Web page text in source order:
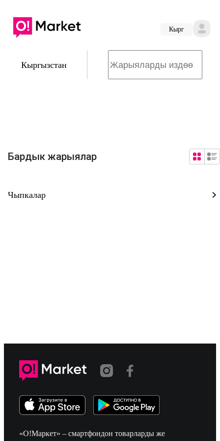
Кырг
Кыргызстан
Бардык жарыялар
Чыпкалар
«О!Маркет» – смартфондон товарларды же